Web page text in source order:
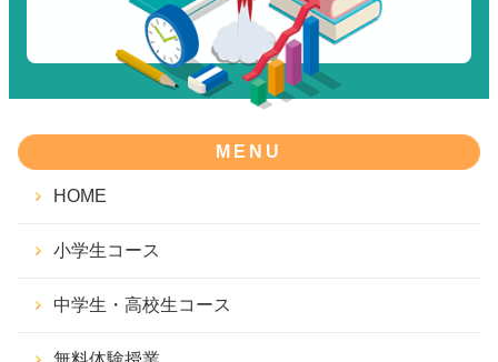
MENU
HOME
小学生コース
中学生・高校生コース